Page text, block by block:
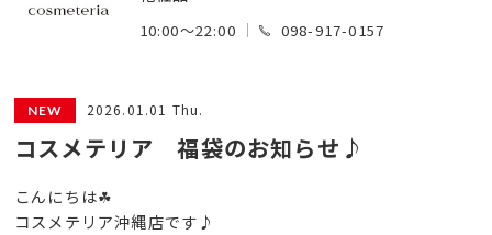
10:00～22:00 098-917-0157
2026.01.01 Thu.
コスメテリア 福袋のお知らせ♪
こんにちは☘
コスメテリア沖縄店です♪